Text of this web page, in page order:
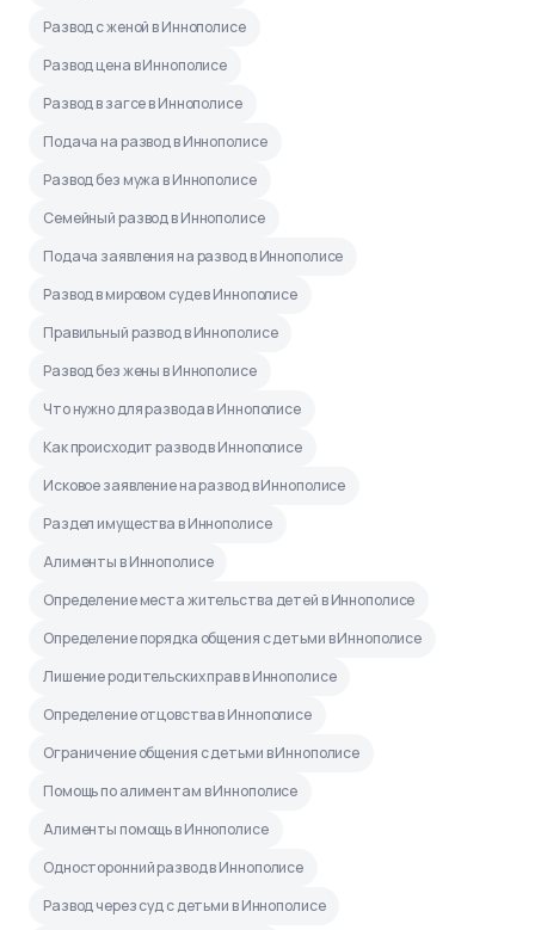
Развод с женой в Иннополисе
Развод цена в Иннополисе
Развод в загсе в Иннополисе
Подача на развод в Иннополисе
Развод без мужа в Иннополисе
Семейный развод в Иннополисе
Подача заявления на развод в Иннополисе
Развод в мировом суде в Иннополисе
Правильный развод в Иннополисе
Развод без жены в Иннополисе
Что нужно для развода в Иннополисе
Как происходит развод в Иннополисе
Исковое заявление на развод в Иннополисе
Раздел имущества в Иннополисе
Алименты в Иннополисе
Определение места жительства детей в Иннополисе
Определение порядка общения с детьми в Иннополисе
Лишение родительских прав в Иннополисе
Определение отцовства в Иннополисе
Ограничение общения с детьми в Иннополисе
Помощь по алиментам в Иннополисе
Алименты помощь в Иннополисе
Односторонний развод в Иннополисе
Развод через суд с детьми в Иннополисе